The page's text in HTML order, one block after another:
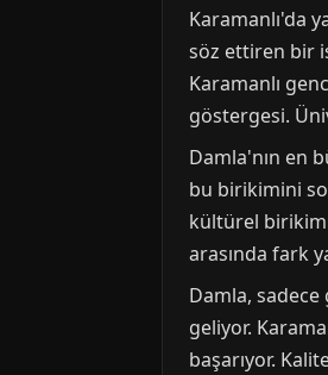
Karamanlı'da
söz ettiren bir
Karamanlı
göstergesi.
Damla'nın en
bu birikimini
kültürel
arasında fark
Damla,
geliyor.
başarıyor.